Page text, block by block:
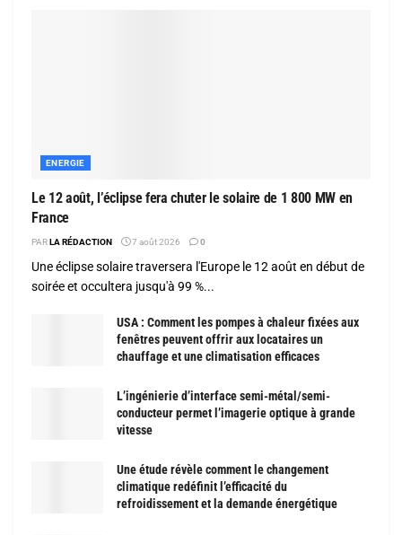
ENERGIE
Le 12 août, l’éclipse fera chuter le solaire de 1 800 MW en
France
PAR LA RÉDACTION 7 août 2026 0
Une éclipse solaire traversera l'Europe le 12 août en début de
soirée et occultera jusqu'à 99 %...
USA : Comment les pompes à chaleur fixées aux
fenêtres peuvent offrir aux locataires un
chauffage et une climatisation efficaces
L’ingénierie d’interface semi-métal/semi-
conducteur permet l’imagerie optique à grande
vitesse
Une étude révèle comment le changement
climatique redéfinit l’efficacité du
refroidissement et la demande énergétique